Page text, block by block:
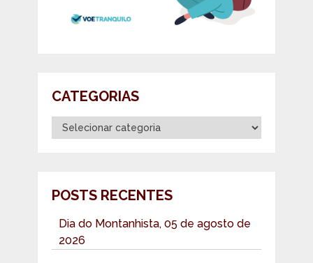
CATEGORIAS
Categorias
POSTS RECENTES
Dia do Montanhista, 05 de agosto de
2026